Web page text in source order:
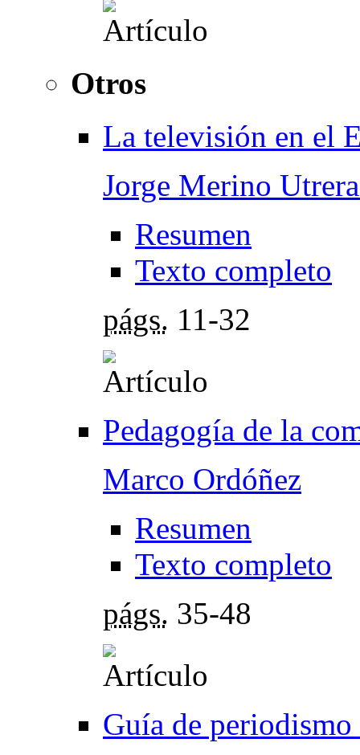
Otros
La televisión en el
Jorge Merino
Resumen
Texto completo
págs. 11-32
Pedagogía de la
Marco Ordóñez
Resumen
Texto completo
págs. 35-48
Guía de